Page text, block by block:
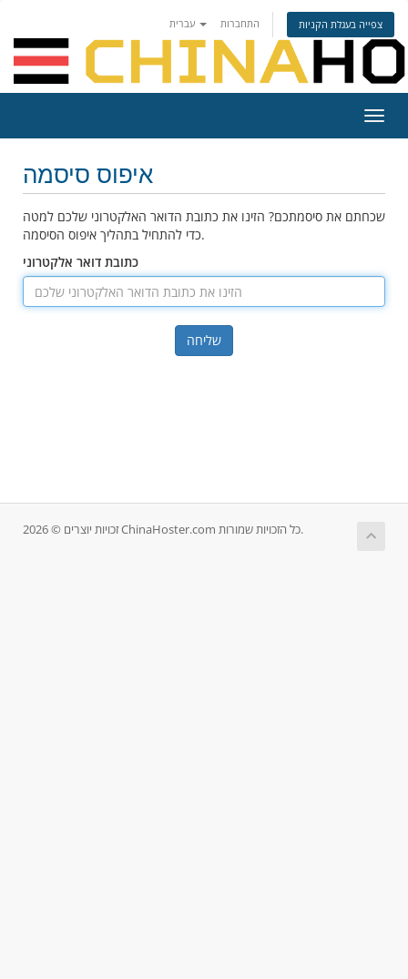
התחברות צפייה בעגלת הקניות
ניווט
איפוס סיסמה
שכחתם את סיסמתכם? הזינו את כתובת הדואר האלקטרוני שלכם למטה
כדי להתחיל בתהליך איפוס הסיסמה.
כתובת דואר אלקטרוני
שליחה
זכויות יוצרים © 2026 ChinaHoster.com כל הזכויות שמורות.